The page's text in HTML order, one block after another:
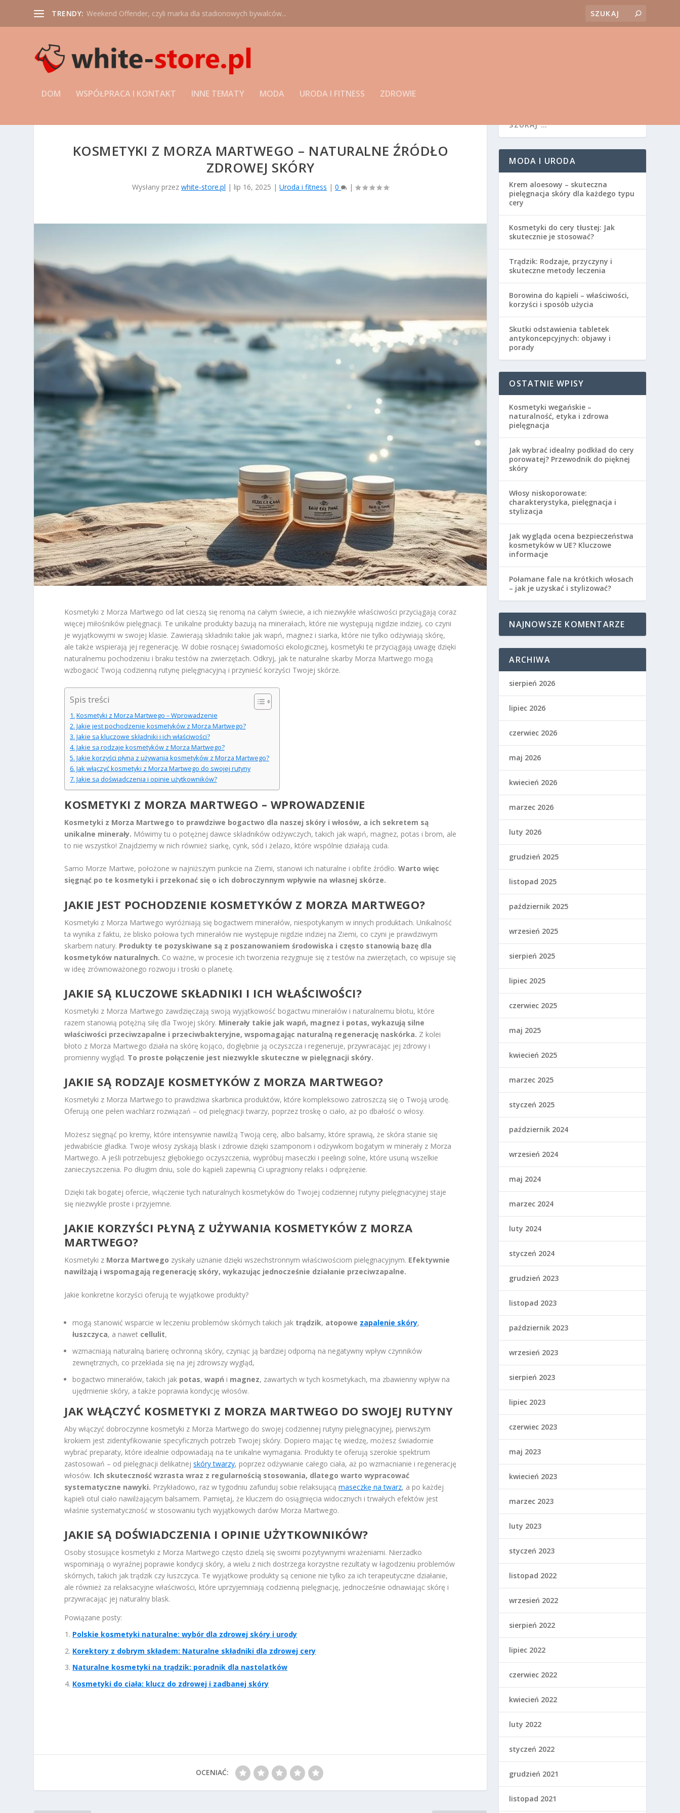
TRENDY: Weekend Offender, czyli marka dla stadionowych bywalców...
DOM WSPÓŁPRACA I KONTAKT INNE TEMATY MODA URODA I FITNESS ZDROWIE
KOSMETYKI Z MORZA MARTWEGO – NATURALNE ŹRÓDŁO
ZDROWEJ SKÓRY
Wysłany przezwhite-store.pl | lip 16, 2025 |Uroda i fitness |0 |
Kosmetyki z Morza Martwego od lat cieszą się renomą na całym świecie, a ich niezwykłe właściwości przyciągają coraz
więcej miłośników pielęgnacji. Te unikalne produkty bazują na minerałach, które nie występują nigdzie indziej, co czyni
je wyjątkowymi w swojej klasie. Zawierają składniki takie jak wapń, magnez i siarka, które nie tylko odżywiają skórę,
ale także wspierają jej regenerację. W dobie rosnącej świadomości ekologicznej, kosmetyki te przyciągają uwagę dzięki
naturalnemu pochodzeniu i braku testów na zwierzętach. Odkryj, jak te naturalne skarby Morza Martwego mogą
wzbogacić Twoją codzienną rutynę pielęgnacyjną i przynieść korzyści Twojej skórze.
Spis treści
Kosmetyki z Morza Martwego – Wprowadzenie
Jakie jest pochodzenie kosmetyków z Morza Martwego?
Jakie są kluczowe składniki i ich właściwości?
Jakie są rodzaje kosmetyków z Morza Martwego?
Jakie korzyści płyną z używania kosmetyków z Morza Martwego?
Jak włączyć kosmetyki z Morza Martwego do swojej rutyny
Jakie są doświadczenia i opinie użytkowników?
KOSMETYKI Z MORZA MARTWEGO – WPROWADZENIE
Kosmetyki z Morza Martwego to prawdziwe bogactwo dla naszej skóry i włosów, a ich sekretem są
unikalne minerały. Mówimy tu o potężnej dawce składników odżywczych, takich jak wapń, magnez, potas i brom, ale
to nie wszystko! Znajdziemy w nich również siarkę, cynk, sód i żelazo, które wspólnie działają cuda.
Samo Morze Martwe, położone w najniższym punkcie na Ziemi, stanowi ich naturalne i obfite źródło.Warto więc
sięgnąć po te kosmetyki i przekonać się o ich dobroczynnym wpływie na własnej skórze.
JAKIE JEST POCHODZENIE KOSMETYKÓW Z MORZA MARTWEGO?
Kosmetyki z Morza Martwego wyróżniają się bogactwem minerałów, niespotykanym w innych produktach. Unikalność
ta wynika z faktu, że blisko połowa tych minerałów nie występuje nigdzie indziej na Ziemi, co czyni je prawdziwym
skarbem natury. Produkty te pozyskiwane są z poszanowaniem środowiska i często stanowią bazę dla
kosmetyków naturalnych. Co ważne, w procesie ich tworzenia rezygnuje się z testów na zwierzętach, co wpisuje się
w ideę zrównoważonego rozwoju i troski o planetę.
JAKIE SĄ KLUCZOWE SKŁADNIKI I ICH WŁAŚCIWOŚCI?
Kosmetyki z Morza Martwego zawdzięczają swoją wyjątkowość bogactwu minerałów i naturalnemu błotu, które
razem stanowią potężną siłę dla Twojej skóry. Minerały takie jak wapń, magnez i potas, wykazują silne
właściwości przeciwzapalne i przeciwbakteryjne, wspomagając naturalną regenerację naskórka. Z kolei
błoto z Morza Martwego działa na skórę kojąco, dogłębnie ją oczyszcza i regeneruje, przywracając jej zdrowy i
promienny wygląd. To proste połączenie jest niezwykle skuteczne w pielęgnacji skóry.
JAKIE SĄ RODZAJE KOSMETYKÓW Z MORZA MARTWEGO?
Kosmetyki z Morza Martwego to prawdziwa skarbnica produktów, które kompleksowo zatroszczą się o Twoją urodę.
Oferują one pełen wachlarz rozwiązań – od pielęgnacji twarzy, poprzez troskę o ciało, aż po dbałość o włosy.
Możesz sięgnąć po kremy, które intensywnie nawilżą Twoją cerę, albo balsamy, które sprawią, że skóra stanie się
jedwabiście gładka. Twoje włosy zyskają blask i zdrowie dzięki szamponom i odżywkom bogatym w minerały z Morza
Martwego. A jeśli potrzebujesz głębokiego oczyszczenia, wypróbuj maseczki i peelingi solne, które usuną wszelkie
zanieczyszczenia. Po długim dniu, sole do kąpieli zapewnią Ci upragniony relaks i odprężenie.
Dzięki tak bogatej ofercie, włączenie tych naturalnych kosmetyków do Twojej codziennej rutyny pielęgnacyjnej staje
się niezwykle proste i przyjemne.
JAKIE KORZYŚCI PŁYNĄ Z UŻYWANIA KOSMETYKÓW Z MORZA
MARTWEGO?
Kosmetyki z Morza Martwego zyskały uznanie dzięki wszechstronnym właściwościom pielęgnacyjnym. Efektywnie
nawilżają i wspomagają regenerację skóry, wykazując jednocześnie działanie przeciwzapalne.
Jakie konkretne korzyści oferują te wyjątkowe produkty?
mogą stanowić wsparcie w leczeniu problemów skórnych takich jak trądzik, atopowe zapalenie skóry,
łuszczyca, a nawet cellulit,
wzmacniają naturalną barierę ochronną skóry, czyniąc ją bardziej odporną na negatywny wpływ czynników
zewnętrznych, co przekłada się na jej zdrowszy wygląd,
bogactwo minerałów, takich jak potas,wapń i magnez, zawartych w tych kosmetykach, ma zbawienny wpływ na
ujędrnienie skóry, a także poprawia kondycję włosów.
JAK WŁĄCZYĆ KOSMETYKI Z MORZA MARTWEGO DO SWOJEJ RUTYNY
Aby włączyć dobroczynne kosmetyki z Morza Martwego do swojej codziennej rutyny pielęgnacyjnej, pierwszym
krokiem jest zidentyfikowanie specyficznych potrzeb Twojej skóry. Dopiero mając tę wiedzę, możesz świadomie
wybrać preparaty, które idealnie odpowiadają na te unikalne wymagania. Produkty te oferują szerokie spektrum
zastosowań – od pielęgnacji delikatnejskóry twarzy, poprzez odżywianie całego ciała, aż po wzmacnianie i regenerację
włosów. Ich skuteczność wzrasta wraz z regularnością stosowania, dlatego warto wypracować
systematyczne nawyki. Przykładowo, raz w tygodniu zafunduj sobie relaksującąmaseczkę na twarz, a po każdej
kąpieli otul ciało nawilżającym balsamem. Pamiętaj, że kluczem do osiągnięcia widocznych i trwałych efektów jest
właśnie systematyczność w stosowaniu tych wyjątkowych darów Morza Martwego.
JAKIE SĄ DOŚWIADCZENIA I OPINIE UŻYTKOWNIKÓW?
Osoby stosujące kosmetyki z Morza Martwego często dzielą się swoimi pozytywnymi wrażeniami. Nierzadko
wspominają o wyraźnej poprawie kondycji skóry, a wielu z nich dostrzega korzystne rezultaty w łagodzeniu problemów
skórnych, takich jak trądzik czy łuszczyca. Te wyjątkowe produkty są cenione nie tylko za ich terapeutyczne działanie,
ale również za relaksacyjne właściwości, które uprzyjemniają codzienną pielęgnację, jednocześnie odnawiając skórę i
przywracając jej naturalny blask.
Powiązane posty:
Polskie kosmetyki naturalne: wybór dla zdrowej skóry i urody
Korektory z dobrym składem: Naturalne składniki dla zdrowej cery
Naturalne kosmetyki na trądzik: poradnik dla nastolatków
Kosmetyki do ciała: klucz do zdrowej i zadbanej skóry
OCENIAĆ:
MODA I URODA
Krem aloesowy – skuteczna
pielęgnacja skóry dla każdego typu
cery
Kosmetyki do cery tłustej: Jak
skutecznie je stosować?
Trądzik: Rodzaje, przyczyny i
skuteczne metody leczenia
Borowina do kąpieli – właściwości,
korzyści i sposób użycia
Skutki odstawienia tabletek
antykoncepcyjnych: objawy i
porady
OSTATNIE WPISY
Kosmetyki wegańskie –
naturalność, etyka i zdrowa
pielęgnacja
Jak wybrać idealny podkład do cery
porowatej? Przewodnik do pięknej
skóry
Włosy niskoporowate:
charakterystyka, pielęgnacja i
stylizacja
Jak wygląda ocena bezpieczeństwa
kosmetyków w UE? Kluczowe
informacje
Połamane fale na krótkich włosach
– jak je uzyskać i stylizować?
NAJNOWSZE KOMENTARZE
ARCHIWA
sierpień 2026
lipiec 2026
czerwiec 2026
maj 2026
kwiecień 2026
marzec 2026
luty 2026
grudzień 2025
listopad 2025
październik 2025
wrzesień 2025
sierpień 2025
lipiec 2025
czerwiec 2025
maj 2025
kwiecień 2025
marzec 2025
styczeń 2025
październik 2024
wrzesień 2024
maj 2024
marzec 2024
luty 2024
styczeń 2024
grudzień 2023
listopad 2023
październik 2023
wrzesień 2023
sierpień 2023
lipiec 2023
czerwiec 2023
maj 2023
kwiecień 2023
marzec 2023
luty 2023
styczeń 2023
listopad 2022
wrzesień 2022
sierpień 2022
lipiec 2022
czerwiec 2022
kwiecień 2022
luty 2022
styczeń 2022
grudzień 2021
listopad 2021